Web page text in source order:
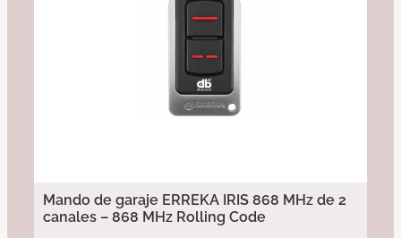
Mando de garaje ERREKA IRIS 868 MHz de 2
canales – 868 MHz Rolling Code